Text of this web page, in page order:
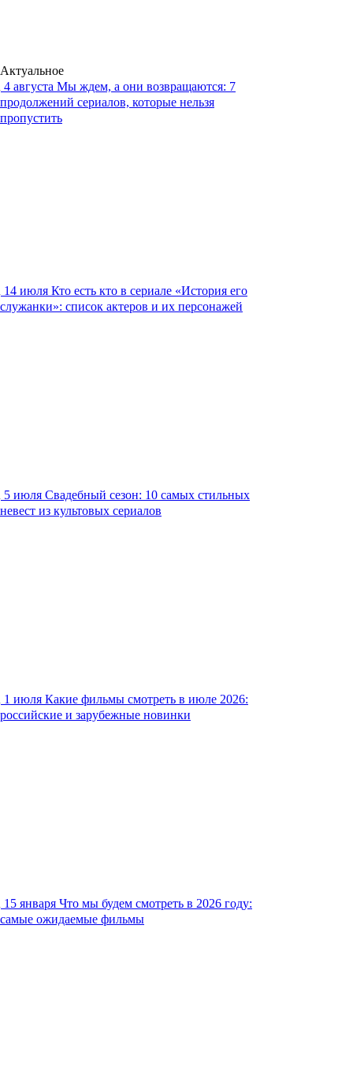
Актуальное
4 августа Мы ждем, а они возвращаются: 7
продолжений сериалов, которые нельзя
пропустить
14 июля Кто есть кто в сериале «История его
служанки»: список актеров и их персонажей
5 июля Свадебный сезон: 10 самых стильных
невест из культовых сериалов
1 июля Какие фильмы смотреть в июле 2026:
российские и зарубежные новинки
15 января Что мы будем смотреть в 2026 году:
самые ожидаемые фильмы